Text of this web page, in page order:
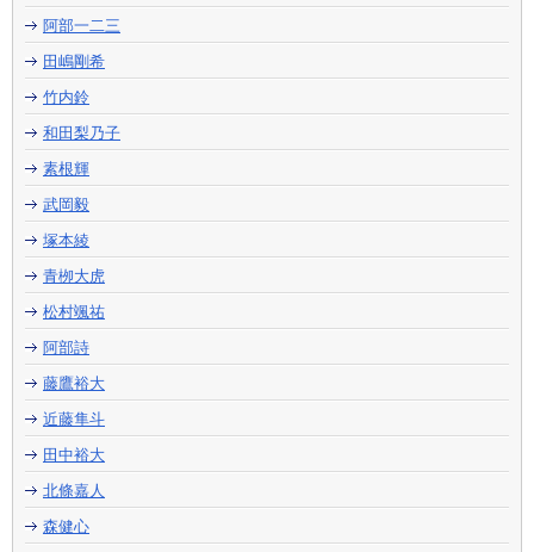
阿部一二三
田嶋剛希
竹内鈴
和田梨乃子
素根輝
武岡毅
塚本綾
青栁大虎
松村颯祐
阿部詩
藤鷹裕大
近藤隼斗
田中裕大
北條嘉人
森健心